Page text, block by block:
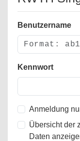
Benutzername
Kennwort
Anmeldung
Übersicht der
Daten